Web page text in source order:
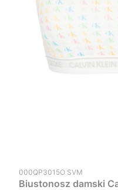
Kod produktu
000QP3015O SVM
Biustonosz damski